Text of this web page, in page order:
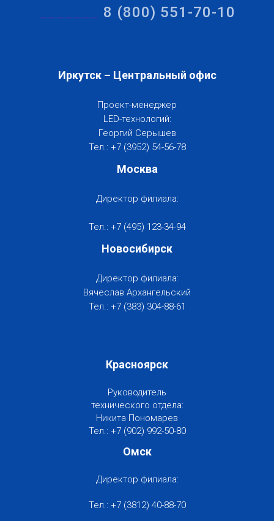
8 (800) 551-70-10
Иркутск – Центральный офис
Проект-менеджер
LED-технологий:
Георгий Серышев
Тел.: +7 (3952) 54-56-78
Москва
Директор филиала:
Тел.: +7 (495) 123-34-94
Новосибирск
Директор филиала:
Вячеслав Архангельский
Тел.: +7 (383) 304-88-61
Красноярск
Руководитель
технического отдела:
Никита Пономарев
Тел.: +7 (902) 992-50-80
Омск
Директор филиала:
Тел.: +7 (3812) 40-88-70